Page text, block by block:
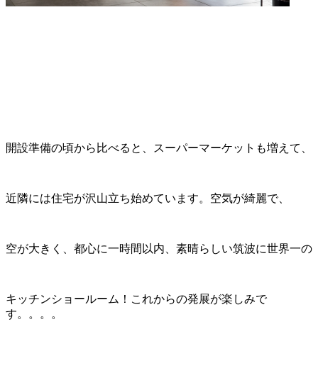
開設準備の頃から比べると、スーパーマーケットも増えて、
近隣には住宅が沢山立ち始めています。空気が綺麗で、
空が大きく、都心に一時間以内、素晴らしい筑波に世界一の
キッチンショールーム！これからの発展が楽しみで
す。。。。